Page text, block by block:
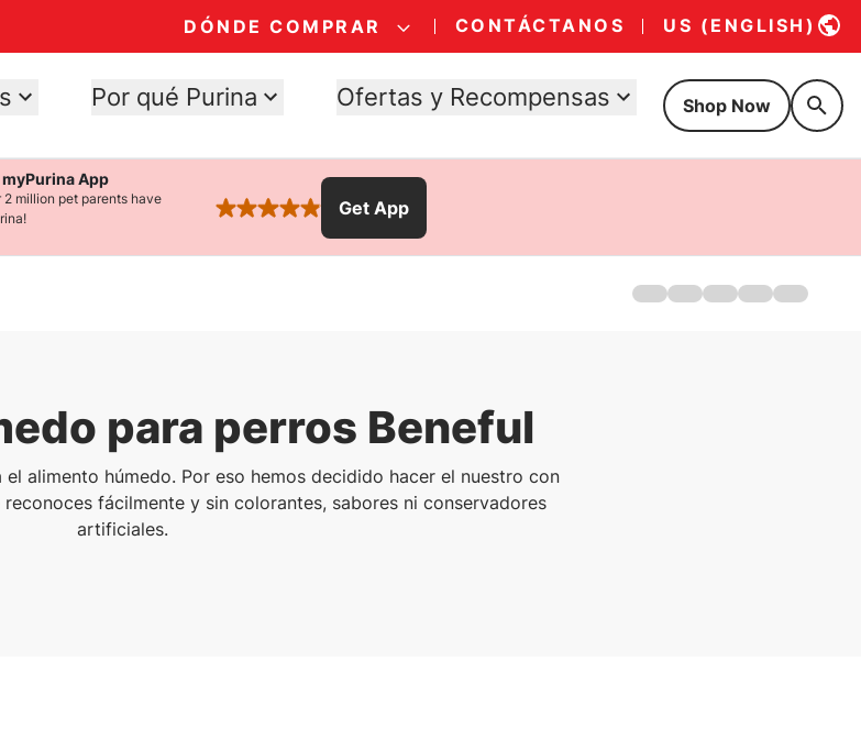
DÓNDE COMPRAR CONTÁCTANOS US (ENGLISH)
Por qué Purina Ofertas y Recompensas Shop Now
App
million pet parents have
rated 4.9 stars
Get App
Hogar
para perros Beneful
alimento húmedo. Por eso hemos decidido hacer el nuestro con
fácilmente y sin colorantes, sabores ni conservadores
artificiales.